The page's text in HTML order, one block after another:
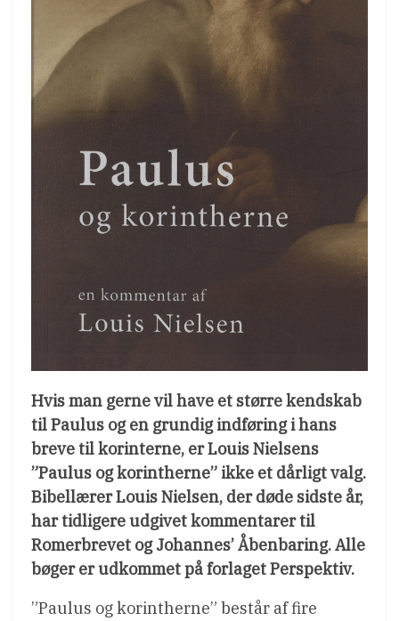
Hvis man gerne vil have et større kendskab
til Paulus og en grundig indføring i hans
breve til korinterne, er Louis Nielsens
”Paulus og korintherne” ikke et dårligt valg.
Bibellærer Louis Nielsen, der døde sidste år,
har tidligere udgivet kommentarer til
Romerbrevet og Johannes’ Åbenbaring. Alle
bøger er udkommet på forlaget Perspektiv.
”Paulus og korintherne” består af fire